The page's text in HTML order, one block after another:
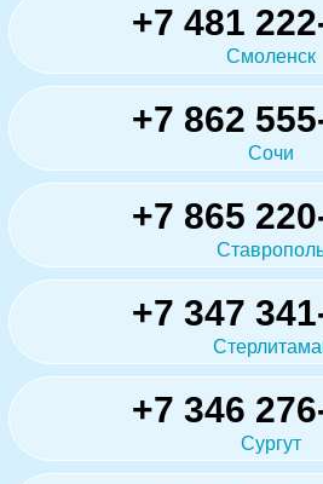
+7 481
Смоленск
+7 862
Сочи
+7 865
+7 347
+7 346
Сургут